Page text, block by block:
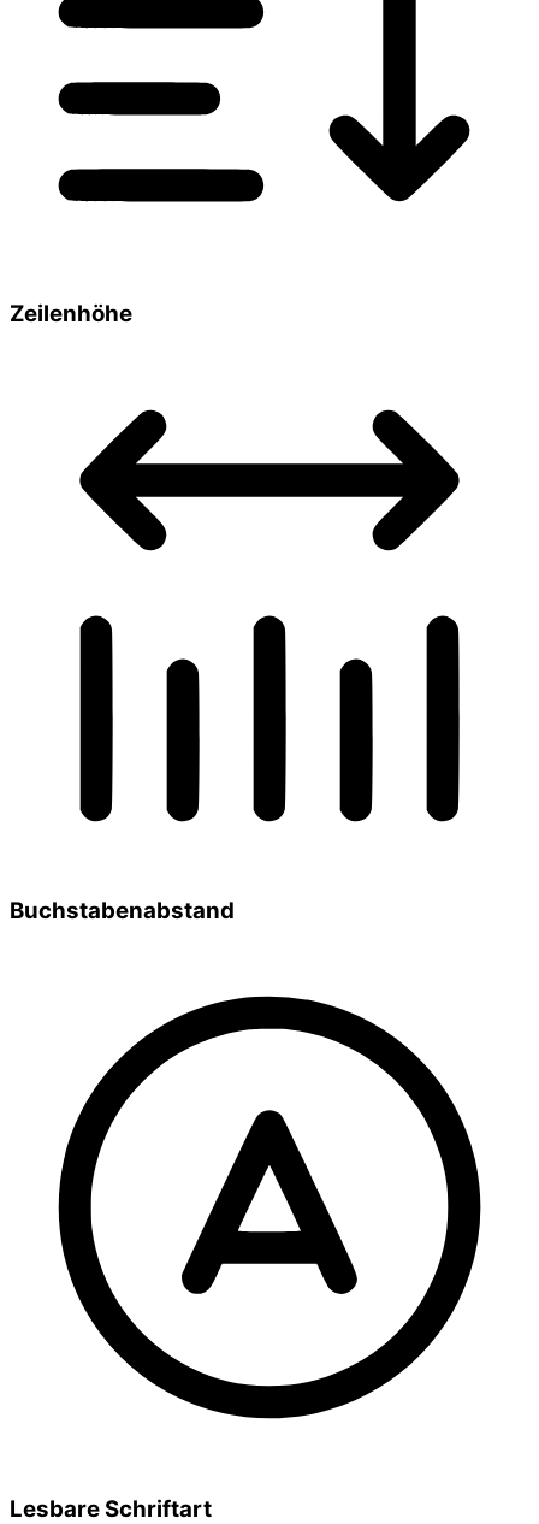
Zeilenhöhe
Buchstabenabstand
Lesbare Schriftart